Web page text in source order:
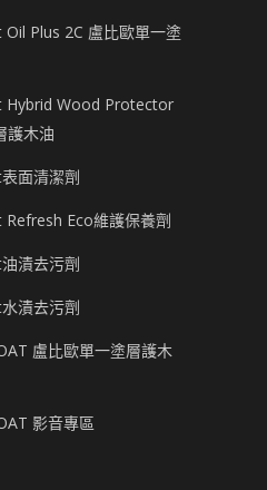
Plus 2C 盧比歐單一塗
Wood Protector
護木油
面清潔劑
Eco維護保養劑
漬去污劑
漬去污劑
盧比歐單一塗層護木
影音專區